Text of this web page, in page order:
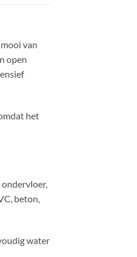
van
open
het
beton,
water